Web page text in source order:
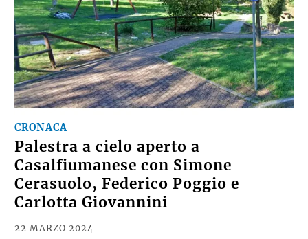
CRONACA
Palestra a cielo aperto a
Casalfiumanese con Simone
Cerasuolo, Federico Poggio e
Carlotta Giovannini
22 MARZO 2024